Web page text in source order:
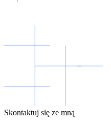
Skontaktuj się ze mną